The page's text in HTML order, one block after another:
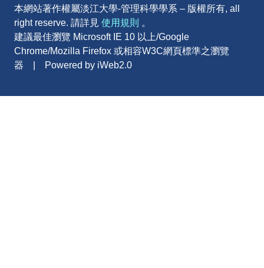
本網站著作權屬淡江大學-管理科學學系 – 版權所有, all
right reserve. 請詳見 使用規則 。
建議最佳瀏覽 Microsoft IE 10 以上/Google
Chrome/Mozilla Firefox 或相容W3C網頁標準之瀏覽
器 | Powered by iWeb2.0